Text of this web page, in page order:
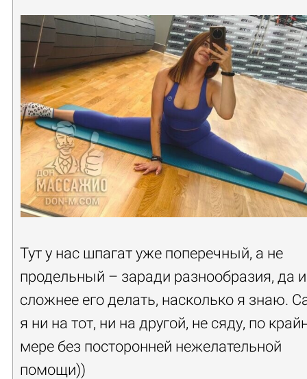
Тут у нас шпагат уже поперечный, а не
продельный – заради разнообразия, да и
сложнее его делать, насколько я знаю.
я ни на тот, ни на другой, не сяду, по
мере без посторонней нежелательной
помощи))